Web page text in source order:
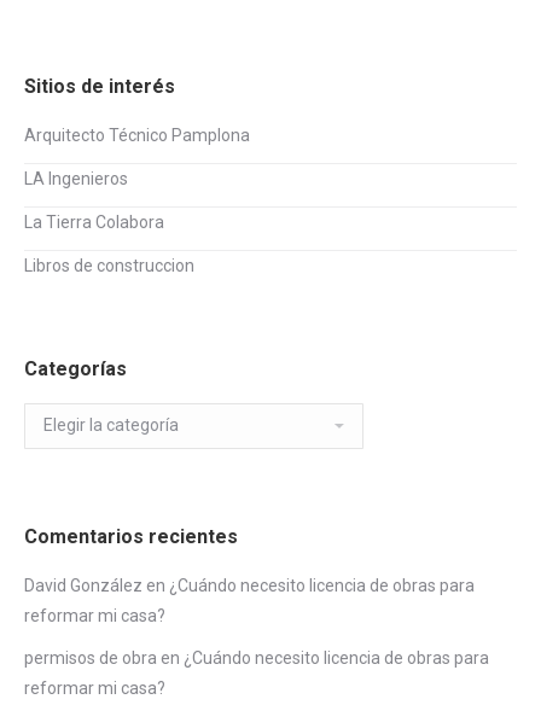
Sitios de interés
Arquitecto Técnico Pamplona
LA Ingenieros
La Tierra Colabora
Libros de construccion
Categorías
Categorías
Comentarios recientes
David González en ¿Cuándo necesito licencia de obras para
reformar mi casa?
permisos de obra en ¿Cuándo necesito licencia de obras para
reformar mi casa?